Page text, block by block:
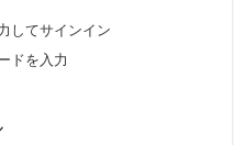
してサインイン
ドを入力